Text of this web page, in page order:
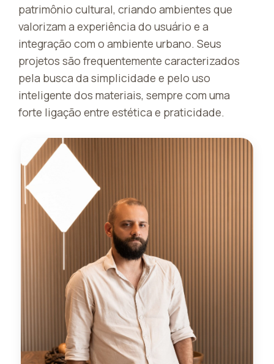
patrimônio cultural, criando ambientes que
valorizam a experiência do usuário e a
integração com o ambiente urbano. Seus
projetos são frequentemente caracterizados
pela busca da simplicidade e pelo uso
inteligente dos materiais, sempre com uma
forte ligação entre estética e praticidade.